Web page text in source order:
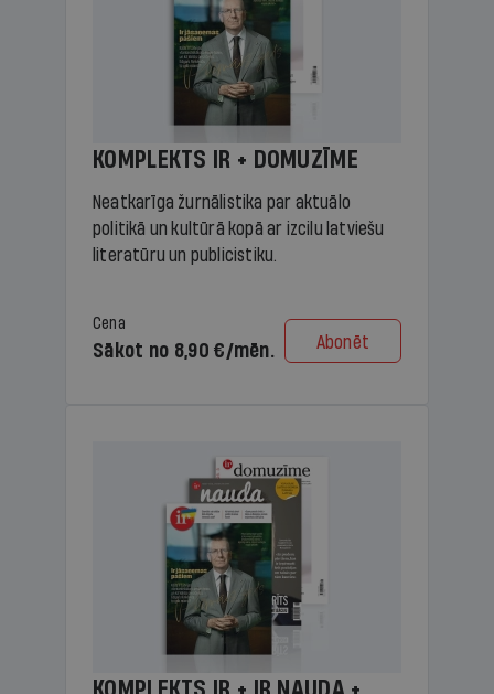
KOMPLEKTS IR + DOMUZĪME
Neatkarīga žurnālistika par aktuālo
politikā un kultūrā kopā ar izcilu latviešu
literatūru un publicistiku.
Cena
Sākot no 8,90 €/mēn. Abonēt